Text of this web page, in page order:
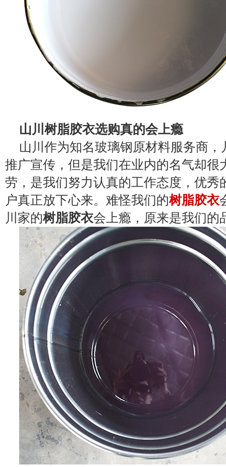
山川树脂胶衣选购真的会上瘾
山川作为知名玻璃钢原材料服务商，
推广宣传，但是我们在业内的名气却很
劳，是我们努力认真的工作态度，优秀
户真正放下心来。难怪我们的树脂胶衣
川家的树脂胶衣会上瘾，原来是我们的